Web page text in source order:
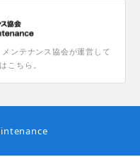
ンテナンス協会が運営して
こちら。